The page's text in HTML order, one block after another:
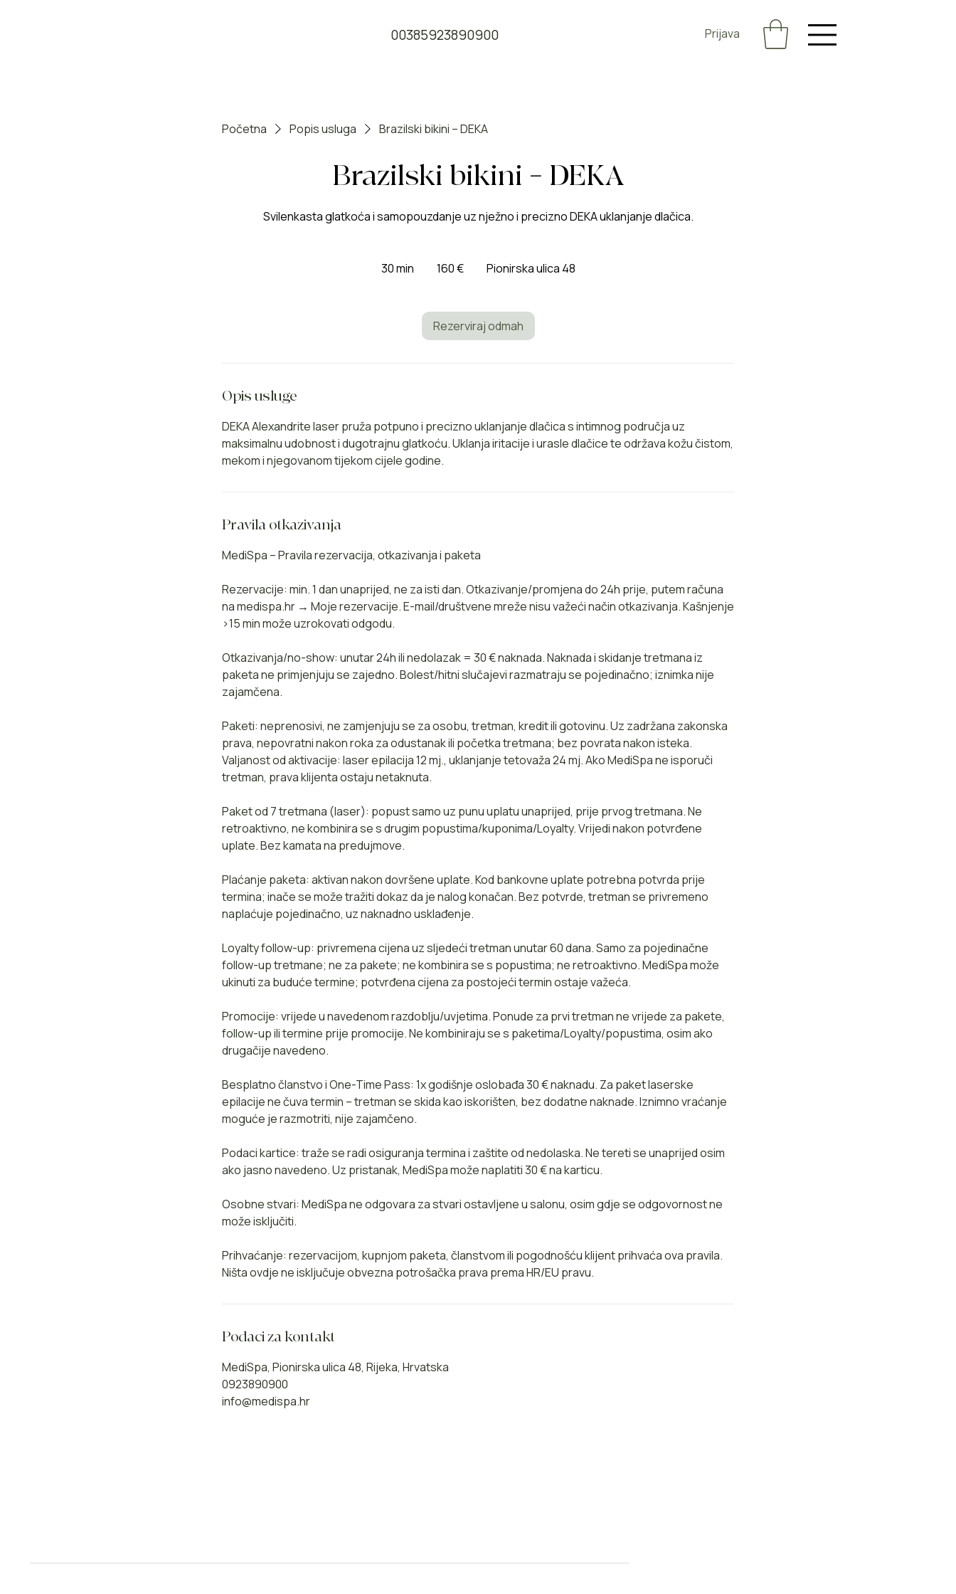
Prijava
00385923890900
Početna Popis usluga Brazilski bikini – DEKA
Brazilski bikini – DEKA
Svilenkasta glatkoća i samopouzdanje uz nježno i precizno DEKA uklanjanje dlačica.
30 min 160 € Pionirska ulica 48
Rezerviraj odmah
Opis usluge
DEKA Alexandrite laser pruža potpuno i precizno uklanjanje dlačica s intimnog područja uz
maksimalnu udobnost i dugotrajnu glatkoću. Uklanja iritacije i urasle dlačice te održava kožu čistom,
mekom i njegovanom tijekom cijele godine.
Pravila otkazivanja
MediSpa – Pravila rezervacija, otkazivanja i paketa
Rezervacije: min. 1 dan unaprijed, ne za isti dan. Otkazivanje/promjena do 24h prije, putem računa
na medispa.hr → Moje rezervacije. E-mail/društvene mreže nisu važeći način otkazivanja. Kašnjenje
>15 min može uzrokovati odgodu.
Otkazivanja/no-show: unutar 24h ili nedolazak = 30 € naknada. Naknada i skidanje tretmana iz
paketa ne primjenjuju se zajedno. Bolest/hitni slučajevi razmatraju se pojedinačno; iznimka nije
zajamčena.
Paketi: neprenosivi, ne zamjenjuju se za osobu, tretman, kredit ili gotovinu. Uz zadržana zakonska
prava, nepovratni nakon roka za odustanak ili početka tretmana; bez povrata nakon isteka.
Valjanost od aktivacije: laser epilacija 12 mj., uklanjanje tetovaža 24 mj. Ako MediSpa ne isporuči
tretman, prava klijenta ostaju netaknuta.
Paket od 7 tretmana (laser): popust samo uz punu uplatu unaprijed, prije prvog tretmana. Ne
retroaktivno, ne kombinira se s drugim popustima/kuponima/Loyalty. Vrijedi nakon potvrđene
uplate. Bez kamata na predujmove.
Plaćanje paketa: aktivan nakon dovršene uplate. Kod bankovne uplate potrebna potvrda prije
termina; inače se može tražiti dokaz da je nalog konačan. Bez potvrde, tretman se privremeno
naplaćuje pojedinačno, uz naknadno usklađenje.
Loyalty follow-up: privremena cijena uz sljedeći tretman unutar 60 dana. Samo za pojedinačne
follow-up tretmane; ne za pakete; ne kombinira se s popustima; ne retroaktivno. MediSpa može
ukinuti za buduće termine; potvrđena cijena za postojeći termin ostaje važeća.
Promocije: vrijede u navedenom razdoblju/uvjetima. Ponude za prvi tretman ne vrijede za pakete,
follow-up ili termine prije promocije. Ne kombiniraju se s paketima/Loyalty/popustima, osim ako
drugačije navedeno.
Besplatno članstvo i One-Time Pass: 1x godišnje oslobađa 30 € naknadu. Za paket laserske
epilacije ne čuva termin – tretman se skida kao iskorišten, bez dodatne naknade. Iznimno vraćanje
moguće je razmotriti, nije zajamčeno.
Podaci kartice: traže se radi osiguranja termina i zaštite od nedolaska. Ne tereti se unaprijed osim
ako jasno navedeno. Uz pristanak, MediSpa može naplatiti 30 € na karticu.
Osobne stvari: MediSpa ne odgovara za stvari ostavljene u salonu, osim gdje se odgovornost ne
može isključiti.
Prihvaćanje: rezervacijom, kupnjom paketa, članstvom ili pogodnošću klijent prihvaća ova pravila.
Ništa ovdje ne isključuje obvezna potrošačka prava prema HR/EU pravu.
Podaci za kontakt
MediSpa, Pionirska ulica 48, Rijeka, Hrvatska
0923890900
info@medispa.hr